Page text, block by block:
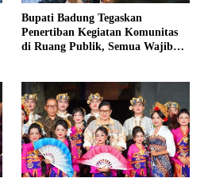
Bupati Badung Tegaskan
Penertiban Kegiatan Komunitas
di Ruang Publik, Semua Wajib